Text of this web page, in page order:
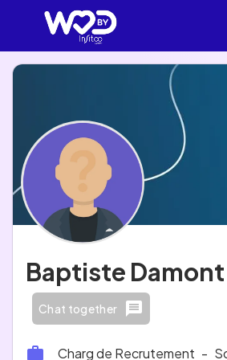
Baptiste Damont
Chat together
Charg de Recrutement -